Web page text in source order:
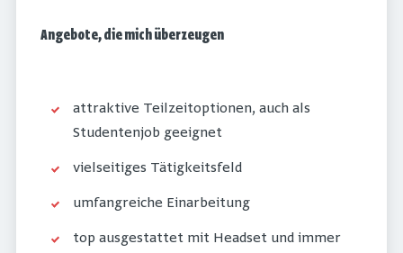
Angebote, die mich überzeugen
attraktive Teilzeitoptionen, auch als
Studentenjob geeignet
vielseitiges Tätigkeitsfeld
umfangreiche Einarbeitung
top ausgestattet mit Headset und immer